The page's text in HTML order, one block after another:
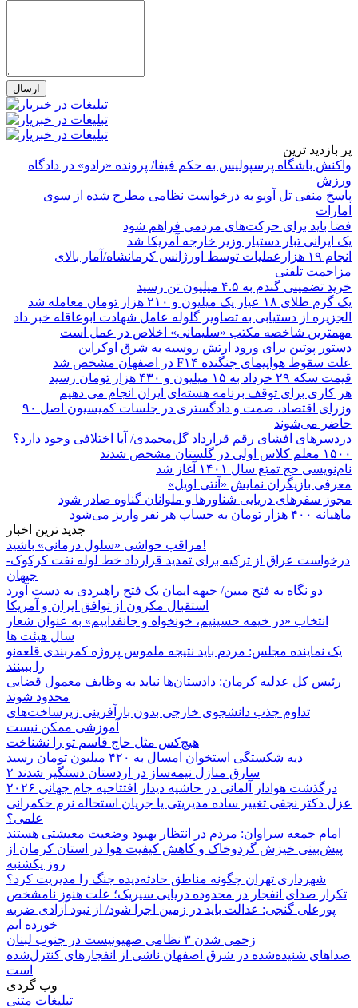
پر بازدید ترین
واکنش باشگاه پرسپولیس به حکم فیفا/ پرونده «رادو» در دادگاه
ورزش
پاسخ منفی تل آویو به درخواست نظامی مطرح شده از سوی
امارات
فضا باید برای حرکت‌های مردمی فراهم شود
یک ایرانی تبار دستیار وزیر خارجه آمریکا شد
انجام ۱۹ هزارعملیات توسط اورژانس کرمانشاه/آمار بالای
مزاحمت تلفنی
خرید تضمینی گندم به ۴.۵ میلیون تن رسید
یک گرم طلای ۱۸ عیار یک میلیون و ۲۱۰ هزار تومان معامله شد
الجزیره از دستیابی به تصاویر گلوله عامل شهادت ابوعاقله خبر داد
مهمترین شاخصه مکتب «سلیمانی» اخلاص در عمل است
دستور پوتین برای ورود ارتش روسیه به شرق اوکراین
علت سقوط هواپیمای جنگنده F۱۴ در اصفهان مشخص شد
قیمت سکه ۲۹ خرداد به ۱۵ میلیون و ۴۳۰ هزار تومان رسید
هر کاری برای توقف برنامه هسته‌ای ایران انجام می دهیم
وزرای اقتصاد، صمت و دادگستری در جلسات کمیسیون اصل ۹۰
حاضر می‌شوند
دردسرهای افشای رقم قرارداد گل‌محمدی/ آیا اختلافی وجود دارد؟
۱۵۰۰ معلم کلاس اولی در گلستان مشخص شدند
نام‌نویسی حج تمتع سال ۱۴۰۱ آغاز شد
معرفی بازیگران نمایش «آنتی اویل»
مجوز سفرهای دریایی شناورها و ملوانان گناوه صادر شود
ماهیانه ۴۰۰ هزار تومان به حساب هر نفر واریز می‌شود
جدید ترین اخبار
مراقب حواشی «سلول درمانی» باشید!
درخواست عراق از ترکیه برای تمدید قرارداد خط لوله نفت کرکوک-
جیهان
دو نگاه به فتح مبین/ جبهه ایمان یک فتح راهبردی به دست آورد
استقبال مکرون از توافق ایران و آمریکا
انتخاب «در خیمه حسینیم، خونخواه و جانفداییم» به عنوان شعار
سال هیئت ها
یک نماینده مجلس: مردم باید نتیجه ملموس پروژه کمربندی قلعه‌نو
را ببینند
رئیس کل عدلیه کرمان: دادستان‌ها نباید به وظایف معمول قضایی
محدود شوند
تداوم جذب دانشجوی خارجی بدون بازآفرینی زیرساخت‌های
آموزشی ممکن نیست
هیچ‌کس مثل حاج قاسم تو را نشناخت
دیه شکستگی استخوان امسال به ۴۲۰ میلیون تومان رسید
۲ سارق منازل نیمه‌ساز در اردستان دستگیر شدند
درگذشت هوادار آلمانی در حاشیه دیدار افتتاحیه جام جهانی ۲۰۲۶
عزل دکتر نجفی تغییر ساده مدیریتی یا جریان استحاله نرم حکمرانی
علمی؟
امام جمعه سراوان: مردم در انتظار بهبود وضعیت معیشتی هستند
پیش‌بینی خیزش گردوخاک و کاهش کیفیت هوا در استان کرمان از
روز یکشنبه
شهرداری تهران چگونه مناطق حادثه‌دیده جنگ را مدیریت کرد؟
تکرار صدای انفجار در محدوده دریایی سیریک؛ علت هنوز نامشخص
پورعلی گنجی: عدالت باید در زمین اجرا شود/ از نبود آزادی ضربه
خورده ایم
زخمی شدن ۳ نظامی صهیونیست در جنوب لبنان
صداهای شنیده‌شده در شرق اصفهان ناشی از انفجارهای کنترل‌شده
است
وب گردی
تبلیغات متنی